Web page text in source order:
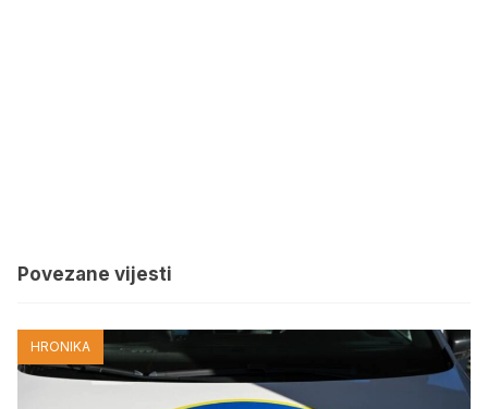
Povezane vijesti
HRONIKA